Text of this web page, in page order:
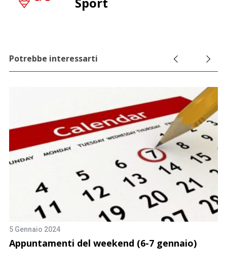
Potrebbe interessarti
5 Gennaio 2024
Appuntamenti del weekend (6-7 gennaio)